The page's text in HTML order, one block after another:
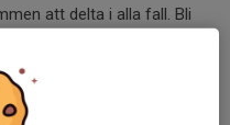
att delta i alla fall. Bli
hemsidan och på